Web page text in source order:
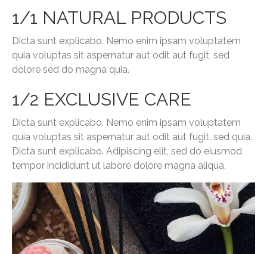
1/1 NATURAL PRODUCTS
Dicta sunt explicabo. Nemo enim ipsam voluptatem
quia voluptas sit aspernatur aut odit aut fugit, sed
dolore sed do magna quia.
1/2 EXCLUSIVE CARE
Dicta sunt explicabo. Nemo enim ipsam voluptatem
quia voluptas sit aspernatur aut odit aut fugit, sed quia.
Dicta sunt explicabo. Adipiscing elit, sed do eiusmod
tempor incididunt ut labore dolore magna aliqua.